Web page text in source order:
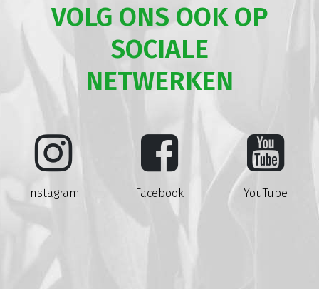
VOLG ONS OOK OP
SOCIALE
NETWERKEN
Instagram Facebook YouTube